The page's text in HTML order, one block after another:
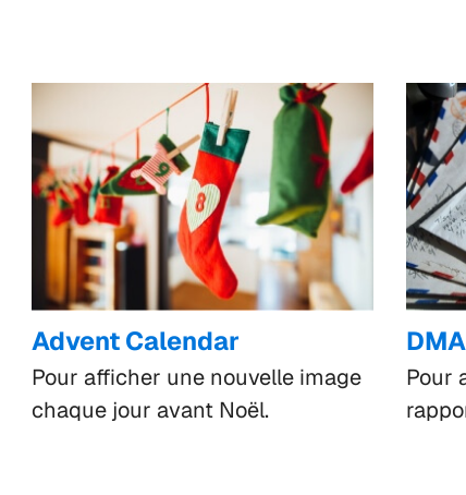
Advent Calendar
Pour afficher une nouvelle image
chaque jour avant Noël.
Pour